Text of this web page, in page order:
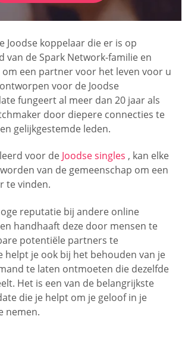
Joodse koppelaar die er is op
van de Spark Network-familie en
een partner voor het leven voor u
voor de Joodse
fungeert al meer dan 20 jaar als
door diepere connecties te
gelijkgestemde leden.
voor de Joodse singles , kan elke
van de gemeenschap om een
te vinden.
reputatie bij andere online
handhaaft deze door mensen te
potentiële partners te
helpt je ook bij het behouden van je
te laten ontmoeten die dezelfde
Het is een van de belangrijkste
die je helpt om je geloof in je
nemen.